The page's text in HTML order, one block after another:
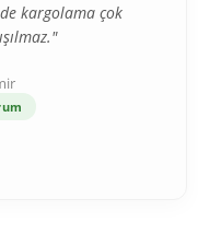
kargolama çok